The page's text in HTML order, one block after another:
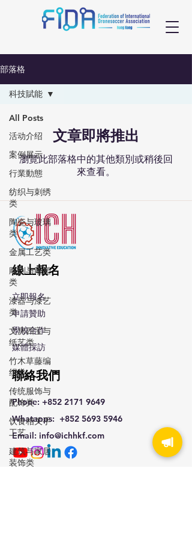
部落格
All Posts
活动介绍
案例展示
行業動態
纺织与刺绣
类
陶瓷与玻璃
类
金属工艺类
雕刻与雕塑
类
漆器与漆艺
类
文房四宝与
纸艺类
竹木草藤编
织类
传统服饰与
配饰类
饮食相关手
工艺
建筑与家居
装饰类
科技賦能
文章即將推出
瀏覽此部落格中的其他類別或稍後回
來查看。
線上報名
立即報名
申請贊助
學校合作
媒體採訪
聯絡我們
Phone: +852 2171 9649
Whatapps: +852 5693 5946
Email: info@ichhkf.com